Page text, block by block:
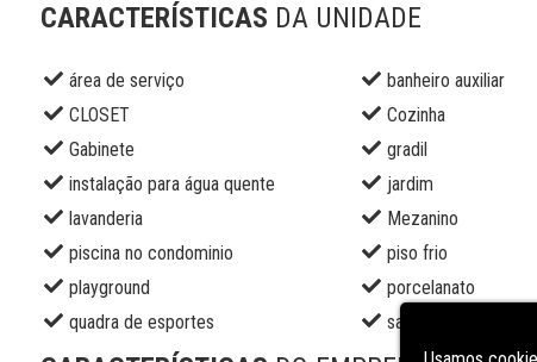
CARACTERÍSTICAS DA UNIDADE
área de serviço banheiro auxiliar
CLOSET
Cozinha
Gabinete
gradil
instalação para água quente
jardim
lavanderia
Mezanino
piscina no condominio
piso frio
playground
porcelanato
quadra de esportes
sala de estar